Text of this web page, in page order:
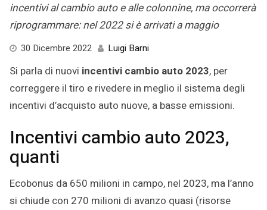
incentivi al cambio auto e alle colonnine, ma occorrerà
riprogrammare: nel 2022 si è arrivati a maggio
30 Dicembre 202230
2022
Luigi Barni
Si parla di nuovi incentivi cambio auto 2023, per
correggere il tiro e rivedere in meglio il sistema degli
incentivi d’acquisto auto nuove, a basse emissioni.
Incentivi cambio auto 2023,
quanti
Ecobonus da 650 milioni in campo, nel 2023, ma l’anno
si chiude con 270 milioni di avanzo quasi (risorse